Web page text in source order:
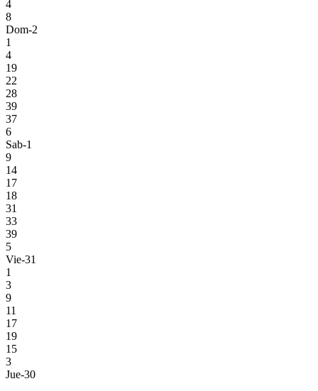
4
8
Dom-2
1
4
19
22
28
39
37
6
Sab-1
9
14
17
18
31
33
39
5
Vie-31
1
3
9
11
17
19
15
3
Jue-30